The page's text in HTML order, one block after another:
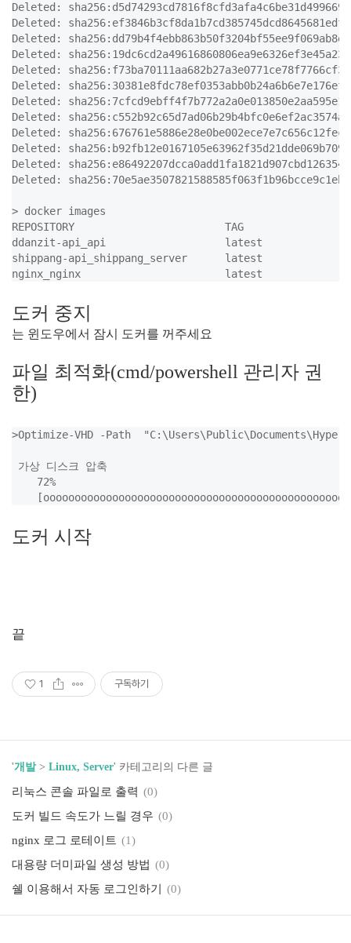
Deleted:
Deleted:
Deleted:
Deleted:
Deleted:
Deleted:
Deleted:
Deleted:
Deleted:
Deleted:
Deleted:
Deleted:
> docker images
REPOSITORY                        TAG
ddanzit-api_api                   latest
shippang-api_shippang_server      latest
도커 중지
는 윈도우에서 잠시 도커를 꺼주세요
파일 최적화(cmd/powershell 관리자 권
한)
>Optimize-VHD -Path
가상 디스크 압축
    72%
도커 시작
끝
1 구독하기
'개발> Linux, Server' 카테고리의 다른 글
리눅스 콘솔 파일로 출력 (0)
도커 빌드 속도가 느릴 경우 (0)
nginx 로그 로테이트 (1)
대용량 더미파일 생성 방법 (0)
쉘 이용해서 자동 로그인하기
(0)